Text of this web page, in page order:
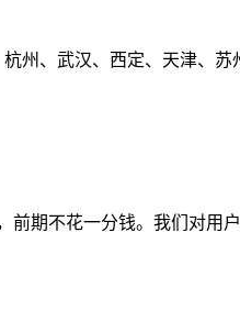
州、武汉、西定、天津、
期不花一分钱。我们对用